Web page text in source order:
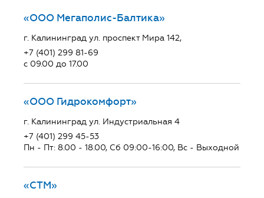
«ООО Мегаполис-Балтика»
г. Калининград ул. проспект Мира 142,
+7 (401) 299 81-69
с 09.00 до 17.00
«ООО Гидрокомфорт»
г. Калининград ул. Индустриальная 4
+7 (401) 299 45-53
Пн - Пт: 8.00 - 18.00, Сб 09:00-16:00, Вс - Выходной
«СТМ»